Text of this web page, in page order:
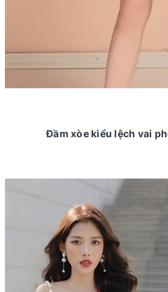
Đầm xòe kiểu lệch vai